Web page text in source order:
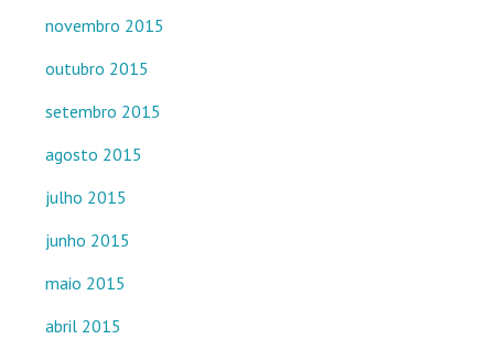
novembro 2015
outubro 2015
setembro 2015
agosto 2015
julho 2015
junho 2015
maio 2015
abril 2015